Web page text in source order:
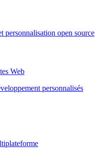
personnalisation open source
Web
personnalisés